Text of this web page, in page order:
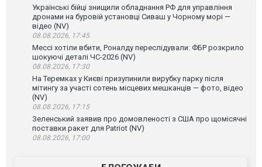
Українські бійці знищили обладнання РФ для управління
дронами на буровій установці Сиваш у Чорному морі —
відео (NV)
08.08.2026, 17:45
Мессі хотіли вбити, Роналду переслідували: ФБР розкрило
шокуючі деталі ЧС-2026 (NV)
08.08.2026, 17:30
На Теремках у Києві призупинили вирубку парку після
мітингу за участі сотень місцевих мешканців — фото, відео
(NV)
08.08.2026, 17:15
Зеленський заявив про домовленості з США про щомісячні
поставки ракет для Patriot (NV)
08.08.2026, 17:00